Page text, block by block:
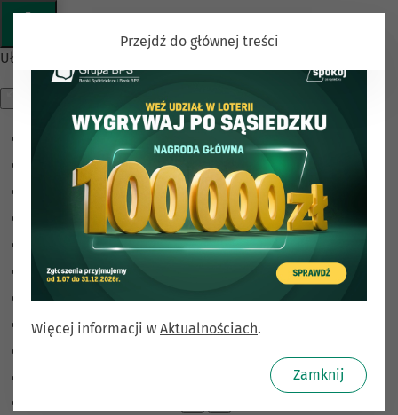
Ułatwienia dostępu
Monochromatyczny
Ciemny kontrast
Jasny kontrast
Niskie nasycenie
Wysokie nasycenie
Zaznacz linki
Zaznacz nagłówki
Przejdź do głównej treści
Więcej informacji w Aktualnościach.
Zamknij